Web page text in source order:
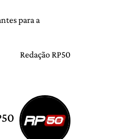
para a
Redação RP50